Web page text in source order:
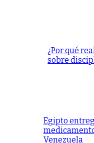
¿Por qué
sobre
Egipto
Venezuela